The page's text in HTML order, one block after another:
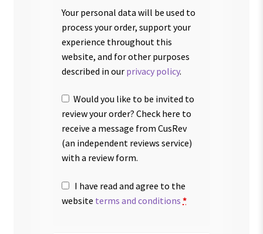
Your personal data will be used to
process your order, support your
experience throughout this
website, and for other purposes
described in our privacy policy.
Would you like to be invited to
review your order? Check here to
receive a message from CusRev
(an independent reviews service)
with a review form.
I have read and agree to the
website terms and conditions *